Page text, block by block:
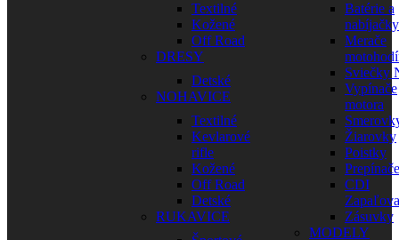
Textilné
Kožené
Off Road
DRESY
Detské
NOHAVICE
Textilné
Kevlarové
rifle
Kožené
Off Road
Detské
RUKAVICE
Batérie a
nabíjačky
Merače
Sviečky
Vypínače
motora
Žiarovky
Poistky
Prepínače
CDI
Zásuvky
MODELY